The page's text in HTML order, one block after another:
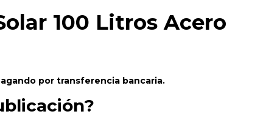
100 Litros Acero
por transferencia bancaria.